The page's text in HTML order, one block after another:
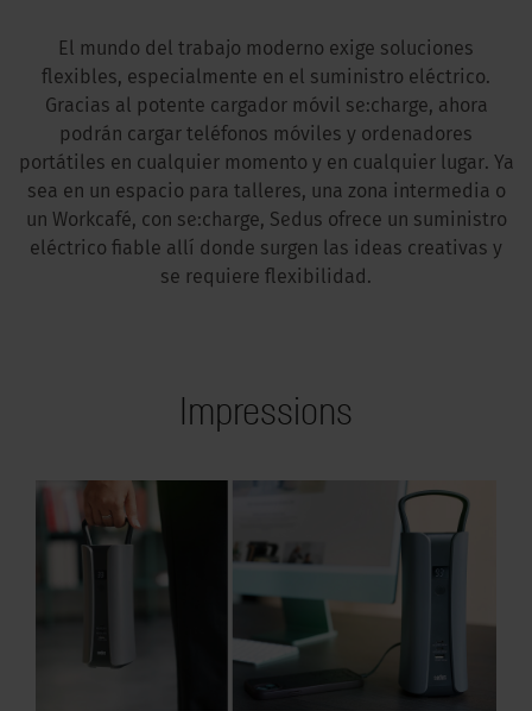
El mundo del trabajo moderno exige soluciones
flexibles, especialmente en el suministro eléctrico.
Gracias al potente cargador móvil se:charge, ahora
podrán cargar teléfonos móviles y ordenadores
portátiles en cualquier momento y en cualquier lugar. Ya
sea en un espacio para talleres, una zona intermedia o
un Workcafé, con se:charge, Sedus ofrece un suministro
eléctrico fiable allí donde surgen las ideas creativas y
se requiere flexibilidad.
Impressions